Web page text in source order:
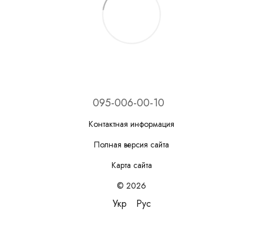
095-006-00-10
Контактная информация
Полная версия сайта
Карта сайта
© 2026
Укр Рус